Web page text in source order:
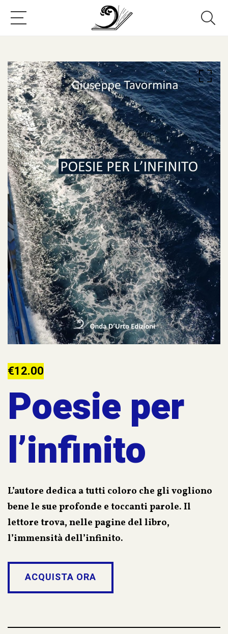
€12.00
Poesie per
l’infinito
L’autore dedica a tutti coloro che gli vogliono
bene le sue profonde e toccanti parole. Il
lettore trova, nelle pagine del libro,
l’immensità dell’infinito.
ACQUISTA ORA